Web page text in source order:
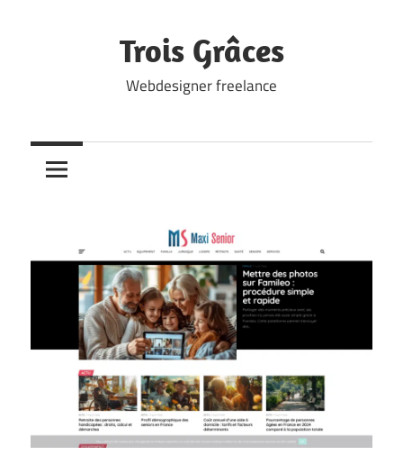
Trois Grâces
Webdesigner freelance